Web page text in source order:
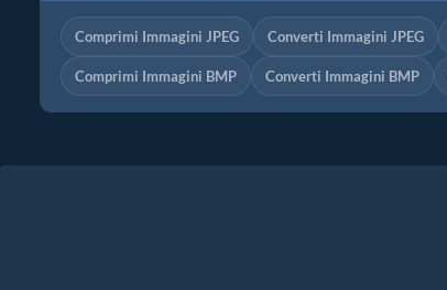
Comprimi Immagini JPEG Converti Immagini JPEG
Comprimi Immagini BMP Converti Immagini BMP